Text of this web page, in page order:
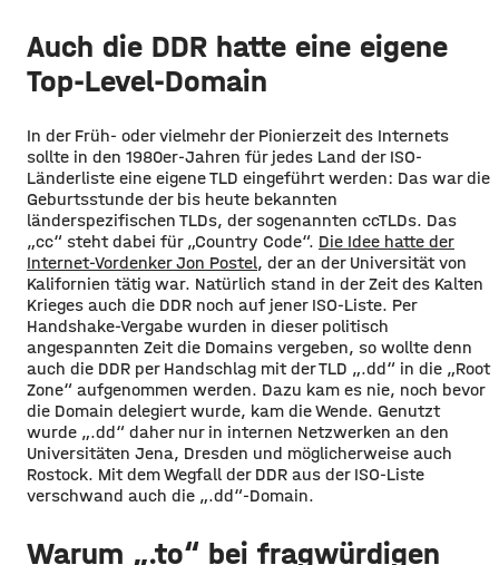
Auch die DDR hatte eine eigene
Top-Level-Domain
In der Früh- oder vielmehr der Pionierzeit des Internets
sollte in den 1980er-Jahren für jedes Land der ISO-
Länderliste eine eigene TLD eingeführt werden: Das war die
Geburtsstunde der bis heute bekannten
länderspezifischen TLDs, der sogenannten ccTLDs. Das
„cc“ steht dabei für „Country Code“. Die Idee hatte der
Internet-Vordenker Jon Postel, der an der Universität von
Kalifornien tätig war. Natürlich stand in der Zeit des Kalten
Krieges auch die DDR noch auf jener ISO-Liste. Per
Handshake-Vergabe wurden in dieser politisch
angespannten Zeit die Domains vergeben, so wollte denn
auch die DDR per Handschlag mit der TLD „.dd“ in die „Root
Zone“ aufgenommen werden. Dazu kam es nie, noch bevor
die Domain delegiert wurde, kam die Wende. Genutzt
wurde „.dd“ daher nur in internen Netzwerken an den
Universitäten Jena, Dresden und möglicherweise auch
Rostock. Mit dem Wegfall der DDR aus der ISO-Liste
verschwand auch die „.dd“-Domain.
Warum „.to“ bei fragwürdigen